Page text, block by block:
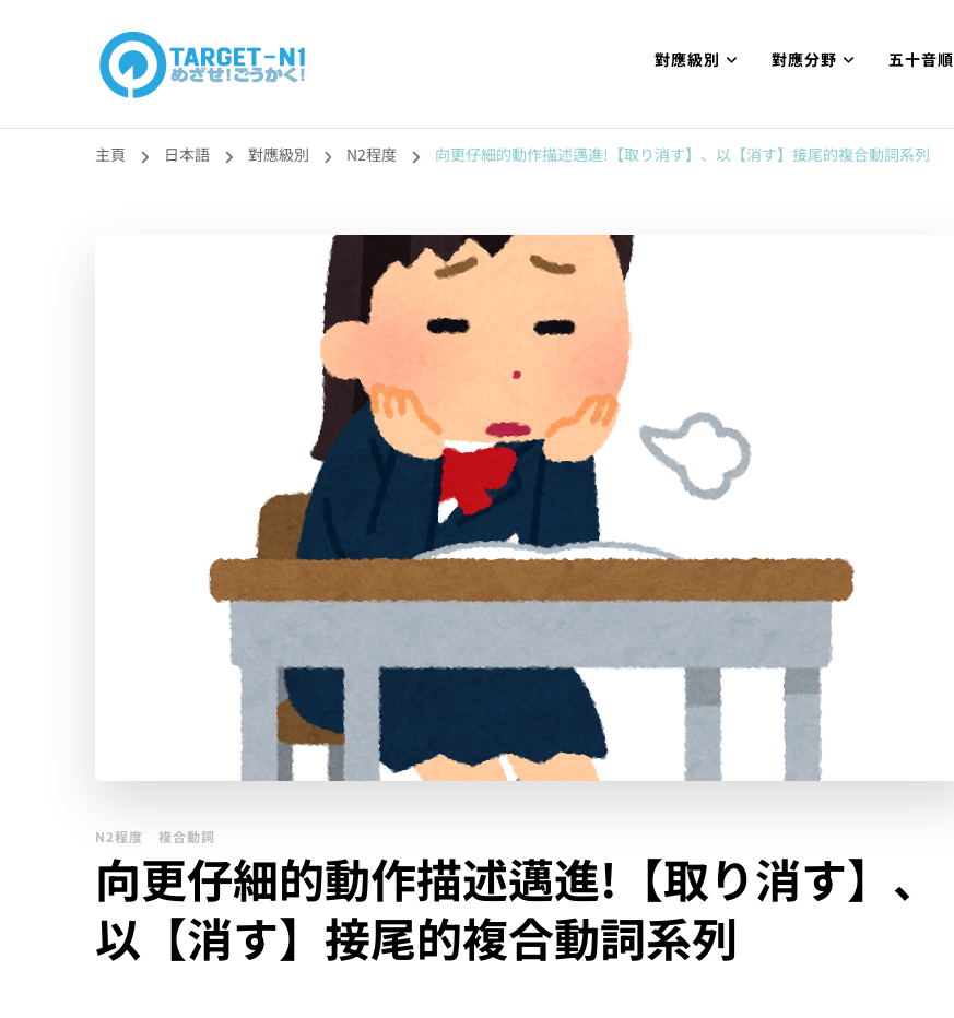
目標!!日本語能力試N1合格
對應級別 對應分野 五十音順
主頁 日本語 對應級別 N2程度 向更仔細的動作描述邁進!【取り消す】、以【消す】接尾的複合動詞系列
N2程度 複合動詞
向更仔細的動作描述邁進!【取り消す】、
以【消す】接尾的複合動詞系列